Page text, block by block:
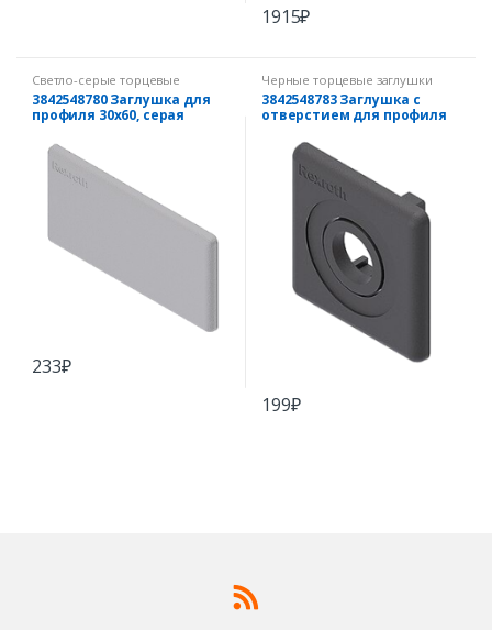
1915₽
Светло-серые торцевые
заглушки
3842548780 Заглушка для
профиля 30х60, серая
233₽
Черные торцевые заглушки
3842548783 Заглушка с
отверстием для профиля
199₽